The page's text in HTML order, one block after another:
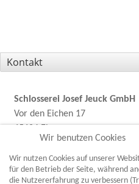
Kontakt
Schlosserei Josef Jeuck GmbH
Vor den Eichen 17
Tel.:
+49 (0)6431 / 52541
Fax:
+49 (0)6431 / 53536
Wir benutzen Cookies
Wir nutzen Cookies auf unserer
für den Betrieb der Seite, während
die Nutzererfahrung zu verbessern